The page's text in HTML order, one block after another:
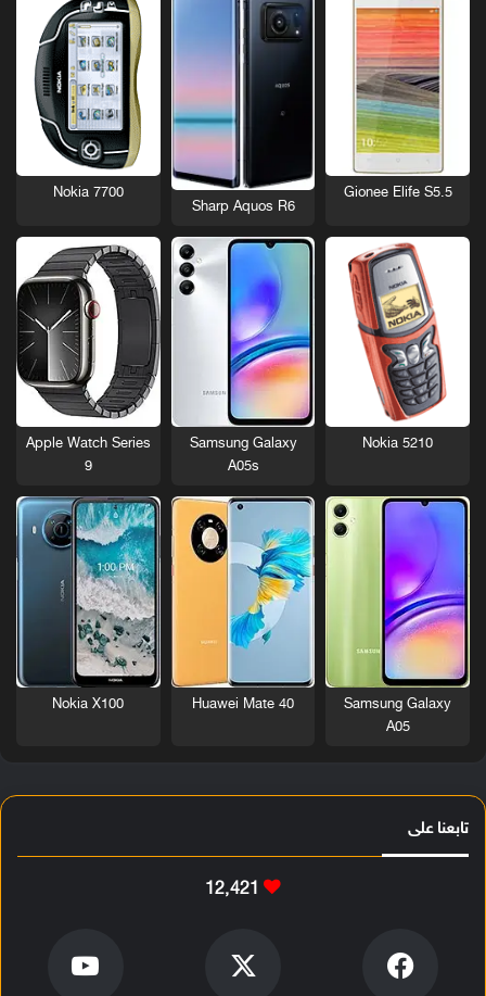
Gionee Elife S5.5
Sharp Aquos R6
Nokia 7700
Nokia 5210
Samsung Galaxy
A05s
Apple Watch Series
9
Samsung Galaxy
A05
Huawei Mate 40
Nokia X100
تابعنا على
12٬421